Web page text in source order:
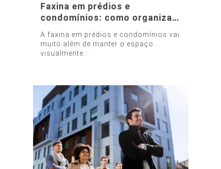
Faxina em prédios e
condomínios: como organizar
um ambiente limpo todos os
dias
A faxina em prédios e condomínios vai
muito além de manter o espaço
visualmente...